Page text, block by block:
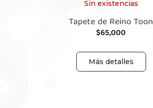
Sin existencias
Tapete de Reino Toon
$65,000
Más detalles